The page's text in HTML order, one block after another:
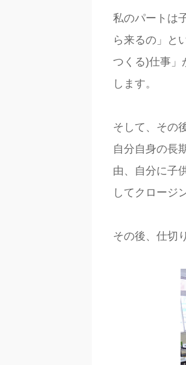
私のパートは
ら来るの」と
つくる)仕事」
します。
そして、その
自分自身の長
由、自分に子
してクロージ
その後、仕切